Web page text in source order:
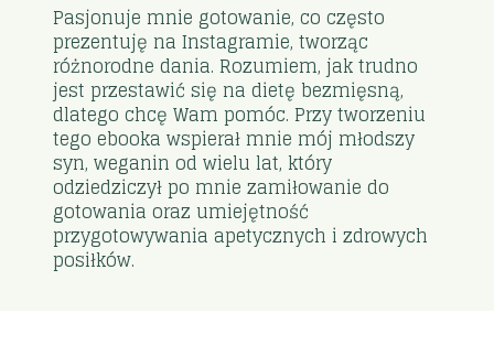
Pasjonuje mnie gotowanie, co często
prezentuję na Instagramie, tworząc
różnorodne dania. Rozumiem, jak trudno
jest przestawić się na dietę bezmięsną,
dlatego chcę Wam pomóc. Przy tworzeniu
tego ebooka wspierał mnie mój młodszy
syn, weganin od wielu lat, który
odziedziczył po mnie zamiłowanie do
gotowania oraz umiejętność
przygotowywania apetycznych i zdrowych
posiłków.